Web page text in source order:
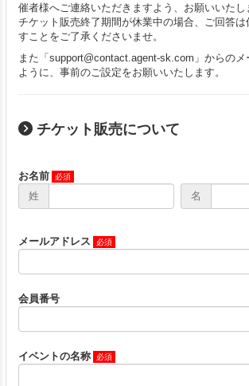
催者様へご連絡いただきますよう、お願いいたし
チケット販売終了期間が休業中の場合、ご回答は
すことをご了承くださいませ。
また「support@contact.agent-sk.com」からのメ
ように、事前のご設定をお願いいたします。
チケット販売について
お名前
姓
名
メールアドレス
会員番号
イベントの名称